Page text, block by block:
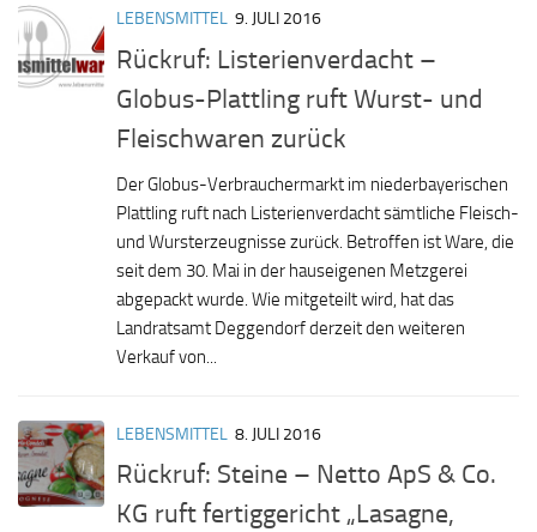
LEBENSMITTEL 9. JULI 2016
Rückruf: Listerienverdacht –
Globus-Plattling ruft Wurst- und
Fleischwaren zurück
Der Globus-Verbrauchermarkt im niederbayerischen
Plattling ruft nach Listerienverdacht sämtliche Fleisch-
und Wursterzeugnisse zurück. Betroffen ist Ware, die
seit dem 30. Mai in der hauseigenen Metzgerei
abgepackt wurde. Wie mitgeteilt wird, hat das
Landratsamt Deggendorf derzeit den weiteren
Verkauf von...
LEBENSMITTEL 8. JULI 2016
Rückruf: Steine – Netto ApS & Co.
KG ruft fertiggericht „Lasagne,